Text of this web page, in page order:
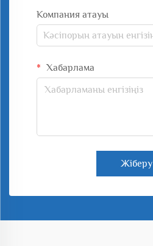
Компания атауы
Хабарлама
Жіберу